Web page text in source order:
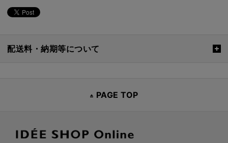
配送料・納期等について
PAGE TOP